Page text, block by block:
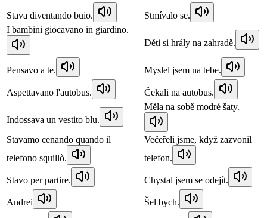
Stava diventando buio.
Stmívalo se.
I bambini giocavano in giardino.
Děti si hrály na zahradě.
Pensavo a te. Myslel jsem na tebe.
Aspettavano l'autobus. Čekali na autobus.
Indossava un vestito blu.
Měla na sobě modré šaty.
Stavamo cenando quando il
telefono squillò.
Večeřeli jsme, když zazvonil
telefon.
Stavo per partire. Chystal jsem se odejít.
Andrei Šel bych.